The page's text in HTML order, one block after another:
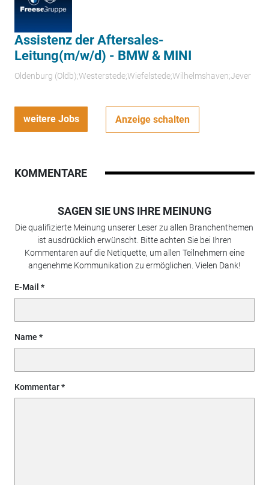
Assistenz der Aftersales-
Leitung(m/w/d) - BMW & MINI
Oldenburg (Oldb);Westerstede;Wiefelstede;Wilhelmshaven;Jever
weitere Jobs Anzeige schalten
KOMMENTARE
SAGEN SIE UNS IHRE MEINUNG
Die qualifizierte Meinung unserer Leser zu allen Branchenthemen
ist ausdrücklich erwünscht. Bitte achten Sie bei Ihren
Kommentaren auf die Netiquette, um allen Teilnehmern eine
angenehme Kommunikation zu ermöglichen. Vielen Dank!
E-Mail
Name
Kommentar